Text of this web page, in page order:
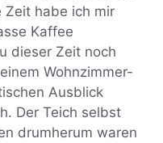
Zeit habe ich mir
Kaffee
dieser Zeit noch
Wohnzimmer-
Ausblick
Der Teich selbst
drumherum waren